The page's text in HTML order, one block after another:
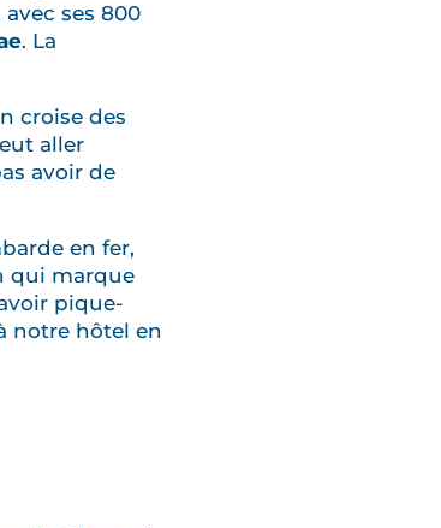
avec ses 800
. La
croise des
aller
avoir de
en fer,
qui marque
pique-
notre hôtel en